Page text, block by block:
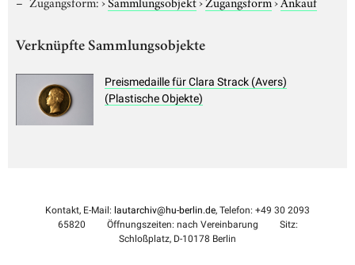
Verknüpfte Sammlungsobjekte
Preismedaille für Clara Strack (Avers)
(Plastische Objekte)
Kontakt, E-Mail: lautarchiv@hu-berlin.de, Telefon: +49 30 2093
65820
Öffnungszeiten: nach Vereinbarung
Sitz:
Schloßplatz, D-10178 Berlin